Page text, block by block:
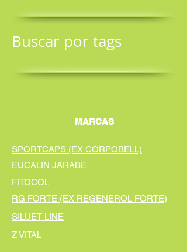
Buscar por tags
MARCAS
SPORTCAPS (EX CORPOBELL)
EUCALIN JARABE
FITOCOL
RG FORTE (EX REGENEROL FORTE)
SILUET LINE
Z VITAL